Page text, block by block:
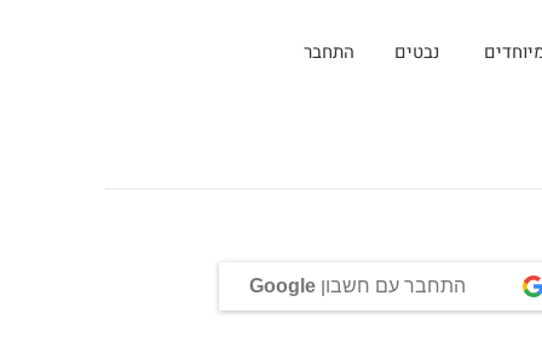
נבטים התחבר
התחבר עם חשבוןGoogle